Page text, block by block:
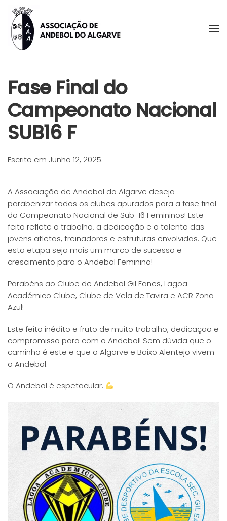
Skip to main content
Fase Final do
Campeonato Nacional
SUB16 F
Escrito em Junho 12, 2025.
A Associação de Andebol do Algarve deseja
parabenizar todos os clubes apurados para a fase final
do Campeonato Nacional de Sub-16 Femininos! Este
feito reflete o trabalho, a dedicação e o talento das
jovens atletas, treinadores e estruturas envolvidas. Que
esta etapa seja mais um marco de sucesso e
crescimento para o Andebol Feminino!
Parabéns ao Clube de Andebol Gil Eanes, Lagoa
Académico Clube, Clube de Vela de Tavira e ACR Zona
Azul!
Este feito inédito e fruto de muito trabalho, dedicação e
compromisso para com o Andebol! Sem dúvida que o
caminho é este e que o Algarve e Baixo Alentejo vivem
o Andebol.
O Andebol é espetacular.